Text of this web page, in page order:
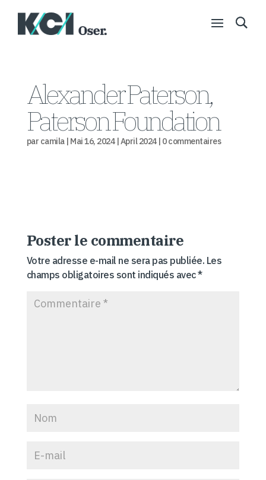
Alexander Paterson,
Paterson Foundation
par camila| Mai 16, 2024|April 2024| 0 commentaires
Poster le commentaire
Votre adresse e-mail ne sera pas publiée. Les
champs obligatoires sont indiqués avec*